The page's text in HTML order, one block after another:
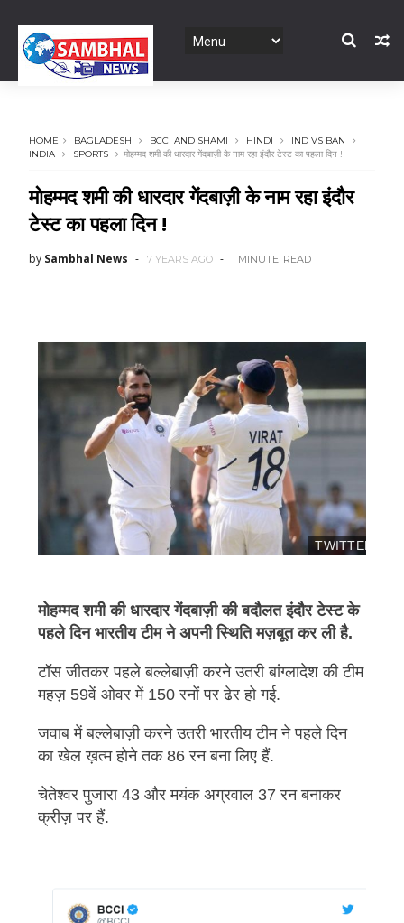
HOME BAGLADESH BCCI AND SHAMI HINDI
IND VS BAN
INDIA
SPORTS मोहम्मद शमी की धारदार गेंदबाज़ी के नाम रहा इंदौर टेस्ट का पहला दिन !
मोहम्मद शमी की धारदार गेंदबाज़ी के नाम रहा इंदौर
टेस्ट का पहला दिन !
by Sambhal News 7 YEARS AGO 1 MINUTE READ
ज
ट
TWITTER/
मोहम्मद शमी की धारदार गेंदबाज़ी की बदौलत इंदौर टेस्ट के
पहले दिन भारतीय टीम ने अपनी स्थिति मज़बूत कर ली है.
टॉस जीतकर पहले बल्लेबाज़ी करने उतरी बांग्लादेश की टीम
महज़ 59वें ओवर में 150 रनों पर ढेर हो गई.
जवाब में बल्लेबाज़ी करने उतरी भारतीय टीम ने पहले दिन
का खेल ख़त्म होने तक 86 रन बना लिए हैं.
चेतेश्वर पुजारा 43 और मयंक अग्रवाल 37 रन बनाकर
क्रीज़ पर हैं.